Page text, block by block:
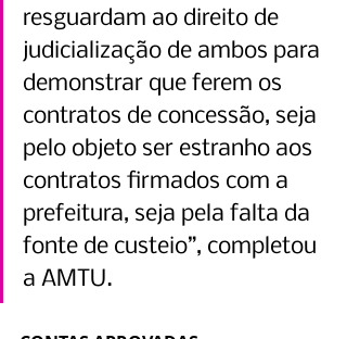
resguardam ao direito de
judicialização de ambos para
demonstrar que ferem os
contratos de concessão, seja
pelo objeto ser estranho aos
contratos firmados com a
prefeitura, seja pela falta da
fonte de custeio”, completou
a AMTU.